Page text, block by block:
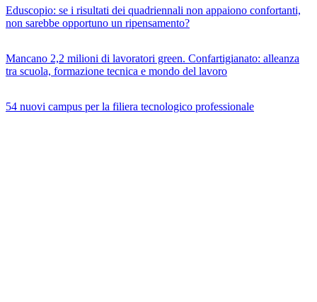
Eduscopio: se i risultati dei quadriennali non appaiono confortanti,
non sarebbe opportuno un ripensamento?
Mancano 2,2 milioni di lavoratori green. Confartigianato: alleanza
tra scuola, formazione tecnica e mondo del lavoro
54 nuovi campus per la filiera tecnologico professionale